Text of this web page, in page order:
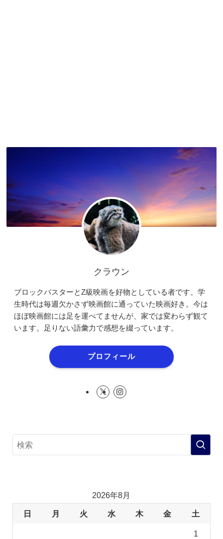
クラウン
ブロックバスターとZ級映画を好物としている者です。学
生時代は毎週欠かさず映画館に通っていた映画好き。今は
ほぼ映画館には足を運べてませんが、家では変わらず観て
います。足りない語彙力で感想を綴っています。
プロフィール
2026年8月
日 月 火 水 木 金 土
1